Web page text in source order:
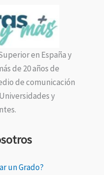
en España y
de 20 años de
de comunicación
y
un Grado?